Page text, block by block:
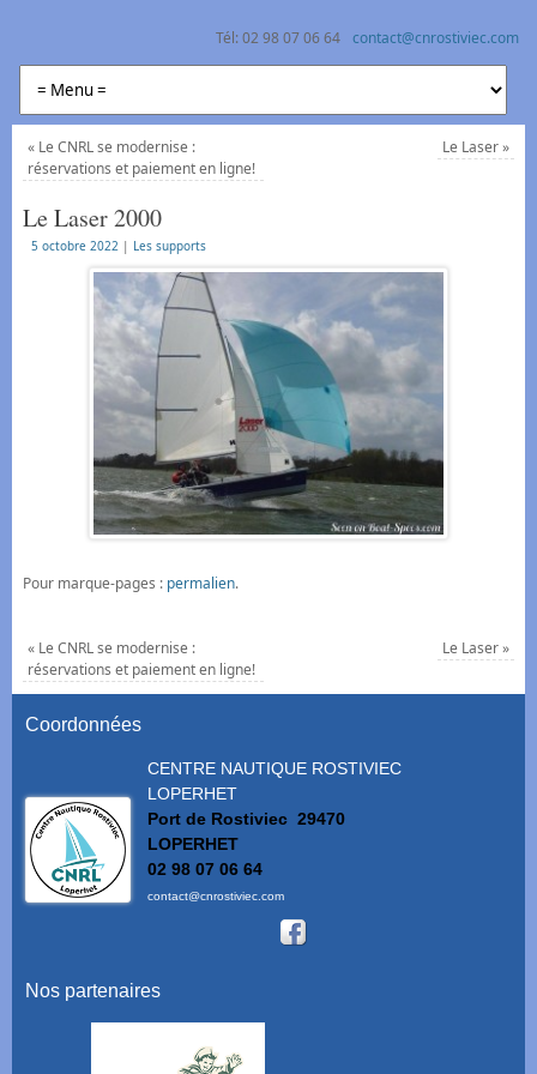
Tél: 02 98 07 06 64 contact@cnrostiviec.com
Centre Nautique Rostiviec Loperhet
Naviguer à la voile et en kayak en rade de Brest
«Le CNRL se modernise :
réservations et paiement en ligne!
Le Laser»
Le Laser 2000
5 octobre 2022 | Les supports
Pour marque-pages : permalien.
«Le CNRL se modernise :
réservations et paiement en ligne!
Le Laser»
Coordonnées
CENTRE NAUTIQUE ROSTIVIEC
LOPERHET
Port de Rostiviec 29470
LOPERHET
02 98 07 06 64
contact@cnrostiviec.com
Nos partenaires